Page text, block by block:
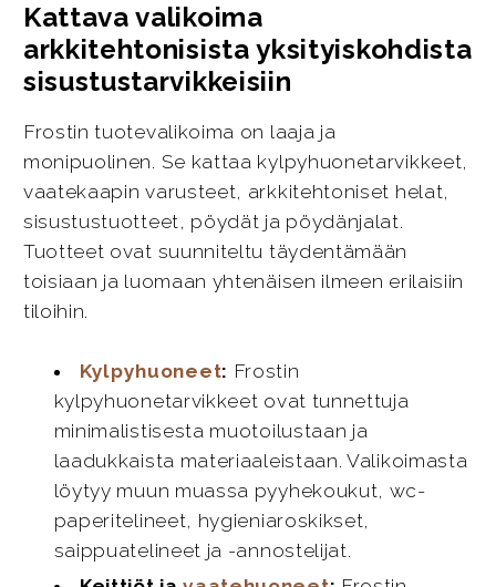
Kattava valikoima
arkkitehtonisista yksityiskohdista
sisustustarvikkeisiin
Frostin tuotevalikoima on laaja ja
monipuolinen. Se kattaa kylpyhuonetarvikkeet,
vaatekaapin varusteet, arkkitehtoniset helat,
sisustustuotteet, pöydät ja pöydänjalat.
Tuotteet ovat suunniteltu täydentämään
toisiaan ja luomaan yhtenäisen ilmeen erilaisiin
tiloihin.
Kylpyhuoneet: Frostin
kylpyhuonetarvikkeet ovat tunnettuja
minimalistisesta muotoilustaan ja
laadukkaista materiaaleistaan. Valikoimasta
löytyy muun muassa pyyhekoukut, wc-
paperitelineet, hygieniaroskikset,
saippuatelineet ja -annostelijat.